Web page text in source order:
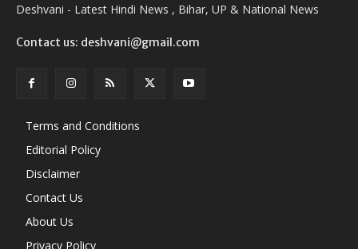
Deshvani - Latest Hindi News , Bihar, UP & National News
Contact us: deshvani@gmail.com
Terms and Conditions
Editorial Policy
Disclaimer
Contact Us
About Us
Privacy Policy